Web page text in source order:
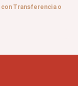
con Transferencia o